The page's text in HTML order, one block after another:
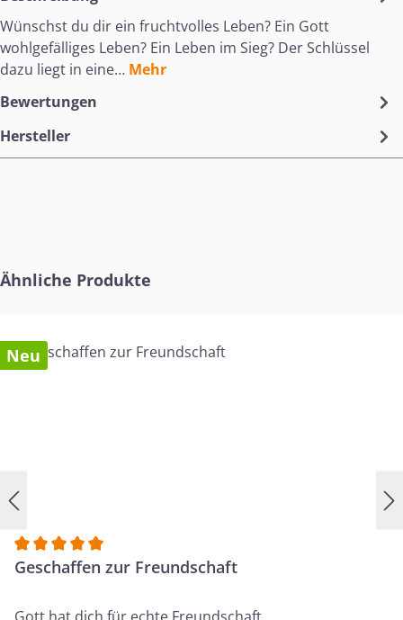
Wünschst du dir ein fruchtvolles Leben? Ein Gott
wohlgefälliges Leben? Ein Leben im Sieg? Der Schlüssel
dazu liegt in eine… Mehr
Bewertungen
Hersteller
Produktgalerie überspringen
Ähnliche Produkte
Neu
Durchschnittliche Bewertung von 5 von 5 Sternen
Geschaffen zur Freundschaft